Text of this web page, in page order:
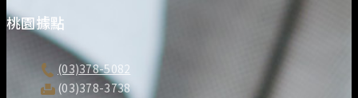
桃園據點
(03)378-5082
(03)378-3738